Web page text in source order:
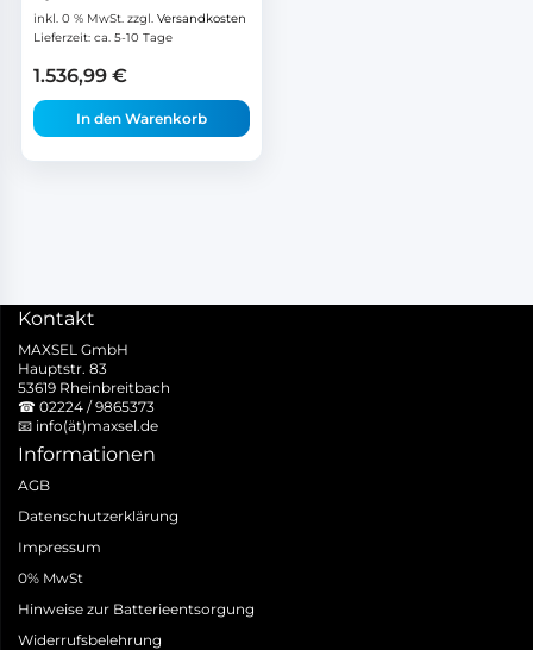
inkl. 0 % MwSt. zzgl. Versandkosten
Lieferzeit: ca. 5-10 Tage
1.536,99 €
In den Warenkorb
Kontakt
MAXSEL GmbH
Hauptstr. 83
53619 Rheinbreitbach
☎ 02224 / 9865373
📧 info(ät)maxsel.de
Informationen
AGB
Datenschutzerklärung
Impressum
0% MwSt
Hinweise zur Batterieentsorgung
Widerrufsbelehrung